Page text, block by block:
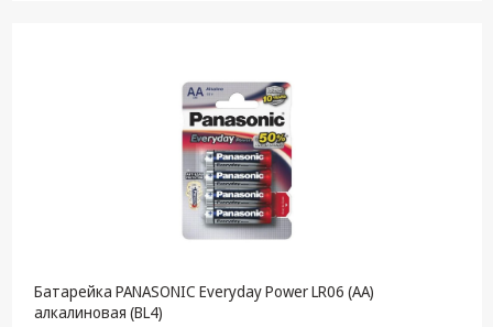
Батарейка PANASONIC Everyday Power LR06 (АА)
алкалиновая (BL4)